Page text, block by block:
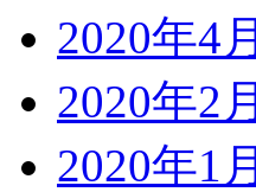
2020年4月
2020年2月
2020年1月